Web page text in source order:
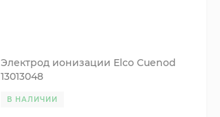
Электрод ионизации Elco Cuenod
13013048
В НАЛИЧИИ